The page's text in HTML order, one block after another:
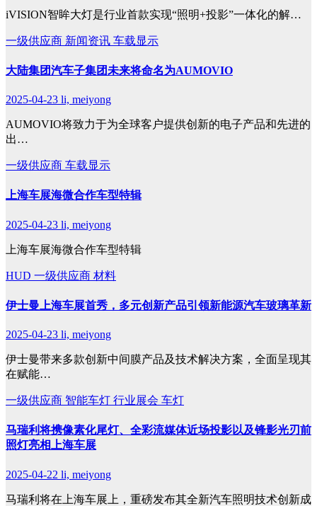
iVISION智眸大灯是行业首款实现“照明+投影”一体化的解…
一级供应商 新闻资讯 车载显示
大陆集团汽车子集团未来将命名为AUMOVIO
2025-04-23 li, meiyong
AUMOVIO将致力于为全球客户提供创新的电子产品和先进的
出…
一级供应商 车载显示
上海车展海微合作车型特辑
2025-04-23 li, meiyong
上海车展海微合作车型特辑
HUD 一级供应商 材料
伊士曼上海车展首秀，多元创新产品引领新能源汽车玻璃革新
2025-04-23 li, meiyong
伊士曼带来多款创新中间膜产品及技术解决方案，全面呈现其
在赋能…
一级供应商 智能车灯 行业展会 车灯
马瑞利将携像素化尾灯、全彩流媒体近场投影以及锋影光刃前
照灯亮相上海车展
2025-04-22 li, meiyong
马瑞利将在上海车展上，重磅发布其全新汽车照明技术创新成